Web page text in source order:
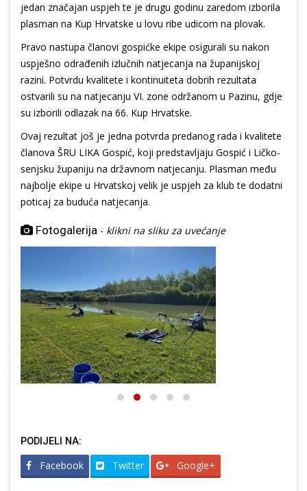
jedan značajan uspjeh te je drugu godinu zaredom izborila
plasman na Kup Hrvatske u lovu ribe udicom na plovak.
Pravo nastupa članovi gospićke ekipe osigurali su nakon
uspješno odrađenih izlučnih natjecanja na županijskoj
razini. Potvrdu kvalitete i kontinuiteta dobrih rezultata
ostvarili su na natjecanju VI. zone održanom u Pazinu, gdje
su izborili odlazak na 66. Kup Hrvatske.
Ovaj rezultat još je jedna potvrda predanog rada i kvalitete
članova ŠRU LIKA Gospić, koji predstavljaju Gospić i Ličko-
senjsku županiju na državnom natjecanju. Plasman među
najbolje ekipe u Hrvatskoj velik je uspjeh za klub te dodatni
poticaj za buduća natjecanja.
Fotogalerija - klikni na sliku za uvećanje
PODIJELI NA:
Facebook Twitter Google+